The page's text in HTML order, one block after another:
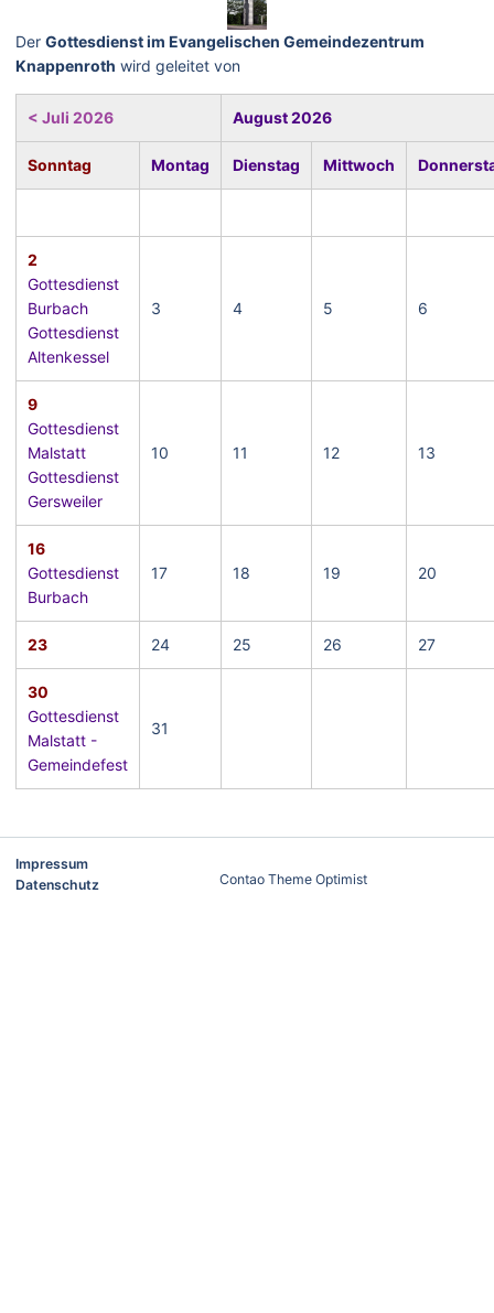
Der Gottesdienst im Evangelischen Gemeindezentrum
Knappenroth wird geleitet von
< Juli 2026 August 2026
Sonntag Montag Dienstag Mittwoch
2
Gottesdienst
Burbach
Gottesdienst
Altenkessel
3 4 5 6
9
Gottesdienst
Malstatt
Gottesdienst
Gersweiler
10 11 12 13
16
Gottesdienst
Burbach
17 18 19 20
23 24 25 26 27
30
Gottesdienst
Malstatt -
Gemeindefest
31
Impressum
Datenschutz
Contao Theme Optimist